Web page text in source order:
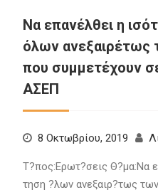
Να επανέλθει η
όλων ανεξαιρέτως
που συμμετέχουν
ΑΣΕΠ
8 Οκτωβρίου, 2019
Τ?πος:Ερωτ?σεις Θ?μα:Να
τηση ?λων ανεξαιρ?τως